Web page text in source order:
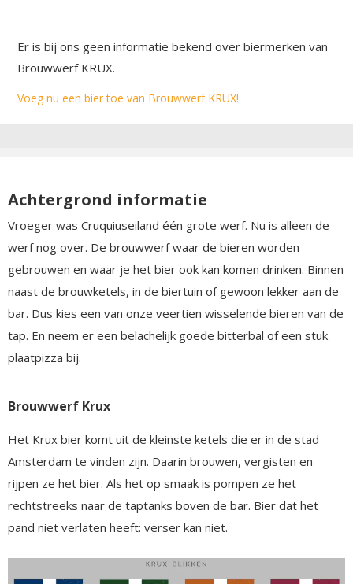
Er is bij ons geen informatie bekend over biermerken van
Brouwwerf KRUX.
Voeg nu een bier toe van Brouwwerf KRUX!
Achtergrond informatie
Vroeger was Cruquiuseiland één grote werf. Nu is alleen de
werf nog over. De brouwwerf waar de bieren worden
gebrouwen en waar je het bier ook kan komen drinken. Binnen
naast de brouwketels, in de biertuin of gewoon lekker aan de
bar. Dus kies een van onze veertien wisselende bieren van de
tap. En neem er een belachelijk goede bitterbal of een stuk
plaatpizza bij.
Brouwwerf Krux
Het Krux bier komt uit de kleinste ketels die er in de stad
Amsterdam te vinden zijn. Daarin brouwen, vergisten en
rijpen ze het bier. Als het op smaak is pompen ze het
rechtstreeks naar de taptanks boven de bar. Bier dat het
pand niet verlaten heeft: verser kan niet.